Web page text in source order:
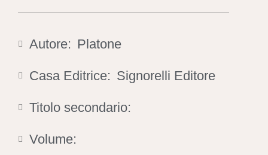
Autore: Platone
Casa Editrice: Signorelli Editore
Titolo secondario:
Volume: